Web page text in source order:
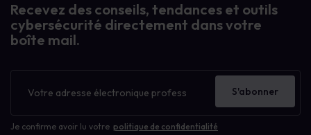
Recevez des conseils, tendances et outils
cybersécurité directement dans votre
boîte mail.
d'information
Je confirme avoir lu votre politique de confidentialité
S'abonner